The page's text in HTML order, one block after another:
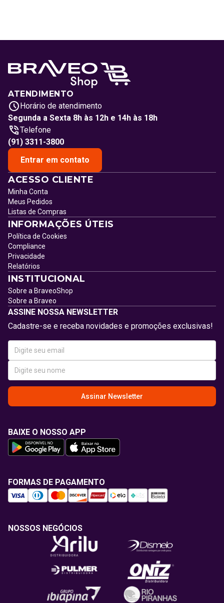
ATENDIMENTO
Horário de atendimento
Segunda a Sexta 8h às 12h e 14h às 18h
Telefone
(91) 3311-3800
Entrar em contato
ACESSO CLIENTE
Minha Conta
Meus Pedidos
Listas de Compras
INFORMAÇÕES ÚTEIS
Política de Cookies
Compliance
Privacidade
Relatórios
INSTITUCIONAL
Sobre a BraveoShop
Sobre a Braveo
ASSINE NOSSA NEWSLETTER
Cadastre-se e receba novidades e promoções exclusivas!
Assinar Newsletter
BAIXE O NOSSO APP
FORMAS DE PAGAMENTO
NOSSOS NEGÓCIOS